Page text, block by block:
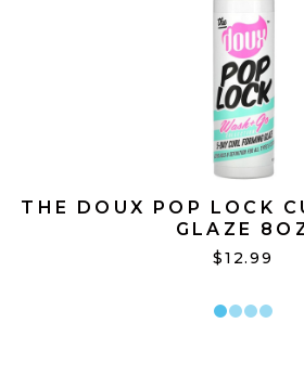
THE DOUX POP LOCK
GLAZE
$12.99